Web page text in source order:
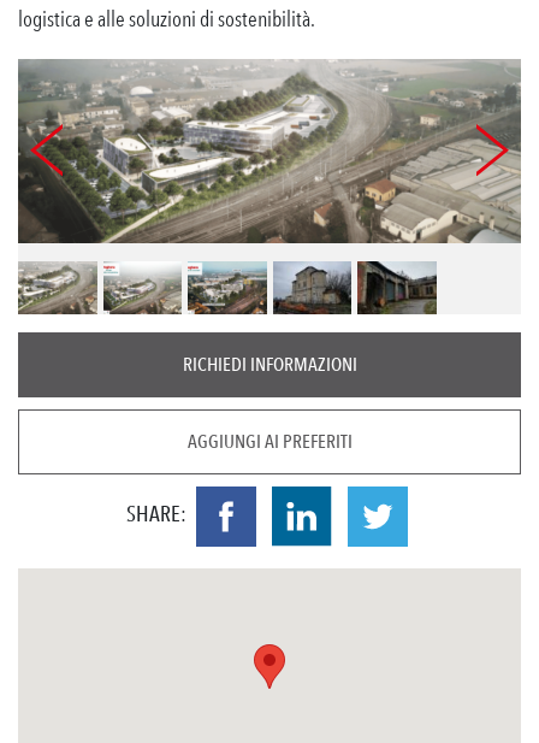
logistica e alle soluzioni di sostenibilità.
RICHIEDI INFORMAZIONI
AGGIUNGI AI PREFERITI
SHARE: